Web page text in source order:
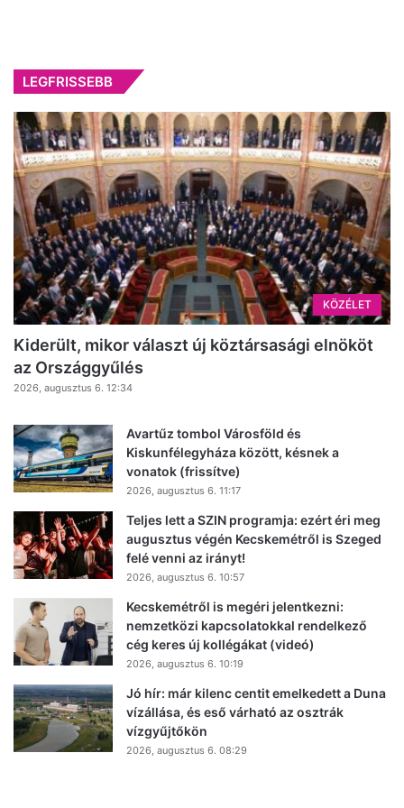
LEGFRISSEBB
KÖZÉLET
Kiderült, mikor választ új köztársasági elnököt
az Országgyűlés
2026, augusztus 6. 12:34
Avartűz tombol Városföld és
Kiskunfélegyháza között, késnek a
vonatok (frissítve)
2026, augusztus 6. 11:17
Teljes lett a SZIN programja: ezért éri meg
augusztus végén Kecskemétről is Szeged
felé venni az irányt!
2026, augusztus 6. 10:57
Kecskemétről is megéri jelentkezni:
nemzetközi kapcsolatokkal rendelkező
cég keres új kollégákat (videó)
2026, augusztus 6. 10:19
Jó hír: már kilenc centit emelkedett a Duna
vízállása, és eső várható az osztrák
vízgyűjtőkön
2026, augusztus 6. 08:29